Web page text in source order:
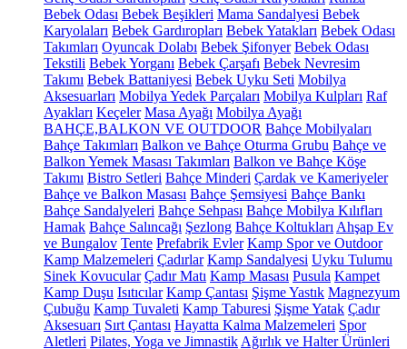
Bebek Odası Bebek Beşikleri Mama Sandalyesi Bebek
Karyolaları Bebek Gardıropları Bebek Yatakları Bebek Odası
Takımları Oyuncak Dolabı Bebek Şifonyer Bebek Odası
Tekstili Bebek Yorganı Bebek Çarşafı Bebek Nevresim
Takımı Bebek Battaniyesi Bebek Uyku Seti Mobilya
Aksesuarları Mobilya Yedek Parçaları Mobilya Kulpları Raf
Ayakları Keçeler Masa Ayağı Mobilya Ayağı
BAHÇE,BALKON VE OUTDOOR Bahçe Mobilyaları
Bahçe Takımları Balkon ve Bahçe Oturma Grubu Bahçe ve
Balkon Yemek Masası Takımları Balkon ve Bahçe Köşe
Takımı Bistro Setleri Bahçe Minderi Çardak ve Kameriyeler
Bahçe ve Balkon Masası Bahçe Şemsiyesi Bahçe Bankı
Bahçe Sandalyeleri Bahçe Sehpası Bahçe Mobilya Kılıfları
Hamak Bahçe Salıncağı Şezlong Bahçe Koltukları Ahşap Ev
ve Bungalov Tente Prefabrik Evler Kamp Spor ve Outdoor
Kamp Malzemeleri Çadırlar Kamp Sandalyesi Uyku Tulumu
Sinek Kovucular Çadır Matı Kamp Masası Pusula Kampet
Kamp Duşu Isıtıcılar Kamp Çantası Şişme Yastık Magnezyum
Çubuğu Kamp Tuvaleti Kamp Taburesi Şişme Yatak Çadır
Aksesuarı Sırt Çantası Hayatta Kalma Malzemeleri Spor
Aletleri Pilates, Yoga ve Jimnastik Ağırlık ve Halter Ürünleri